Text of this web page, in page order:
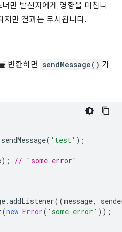
만 발신자에게 영향을 미칩니
지만 결과는 무시됩니다.
반환하면 sendMessage() 가
sendMessage( 'test' );
);
// "some error"
.addListener((message,
(new Error( 'some error' ));